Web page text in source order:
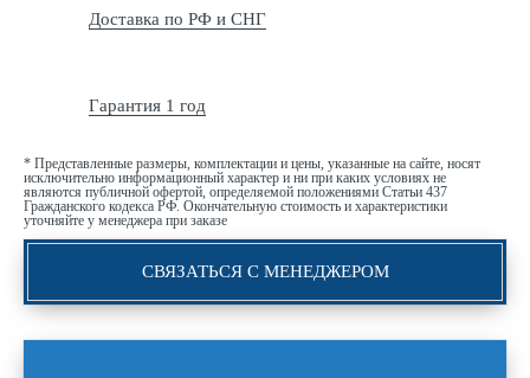
Доставка по РФ и СНГ
Гарантия 1 год
* Представленные размеры, комплектации и цены, указанные на сайте, носят
исключительно информационный характер и ни при каких условиях не
являются публичной офертой, определяемой положениями Статьи 437
Гражданского кодекса РФ. Окончательную стоимость и характеристики
уточняйте у менеджера при заказе
СВЯЗАТЬСЯ С МЕНЕДЖЕРОМ